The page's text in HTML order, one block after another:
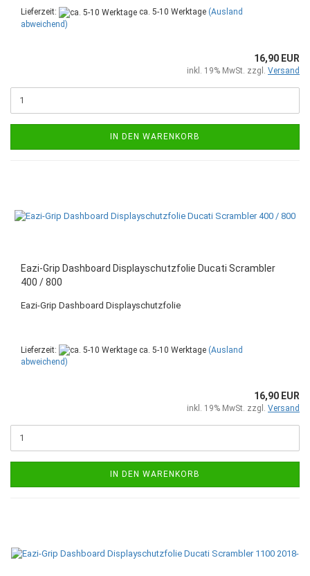
Lieferzeit: ca. 5-10 Werktage (Ausland
abweichend)
16,90 EUR
inkl. 19% MwSt. zzgl. Versand
IN DEN WARENKORB
Eazi-Grip Dashboard Displayschutzfolie Ducati Scrambler
400 / 800
Eazi-Grip Dashboard Displayschutzfolie
Lieferzeit: ca. 5-10 Werktage (Ausland
abweichend)
16,90 EUR
inkl. 19% MwSt. zzgl. Versand
IN DEN WARENKORB